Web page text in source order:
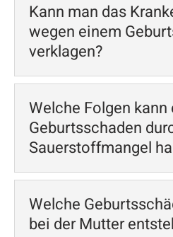
Kann man das
wegen einem
verklagen?
Welche Folgen kann
Geburtsschaden
Sauerstoffmangel
Welche
bei der Mutter